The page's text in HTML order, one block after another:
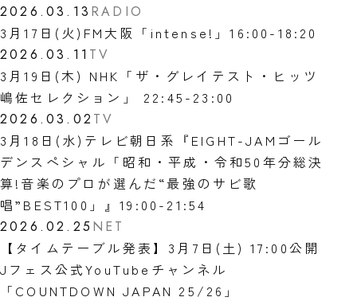
2026.03.13 RADIO
3月17日(火)FM大阪「intense!」16:00-18:20
2026.03.11 TV
3月19日(木) NHK「ザ・グレイテスト・ヒッツ
嶋佐セレクション」 22:45-23:00
2026.03.02 TV
3月18日(水)テレビ朝日系『EIGHT-JAMゴール
デンスペシャル「昭和・平成・令和50年分総決
算!音楽のプロが選んだ“最強のサビ歌
唱”BEST100」』19:00-21:54
2026.02.25 NET
【タイムテーブル発表】3月7日(土) 17:00公開
Jフェス公式YouTubeチャンネル
「COUNTDOWN JAPAN 25/26」